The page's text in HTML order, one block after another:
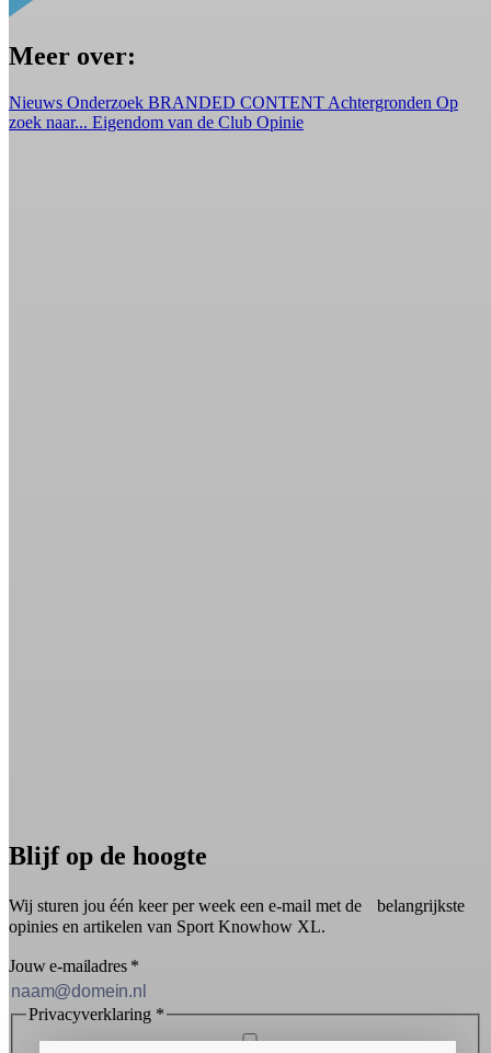
Meer over:
Nieuws Onderzoek BRANDED CONTENT Achtergronden Op
zoek naar... Eigendom van de Club Opinie
Blijf op de hoogte
Wij sturen jou één keer per week een e-mail met de belangrijkste
opinies en artikelen van Sport Knowhow XL.
Jouw e-mailadres *
Privacyverklaring *